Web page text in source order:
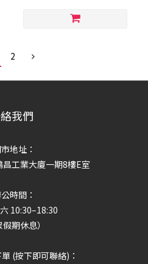
2
我們
地址：
工業大廈一期8樓E室
時間：
10:30–18:30
假期休息）
(按下即可聯絡)：